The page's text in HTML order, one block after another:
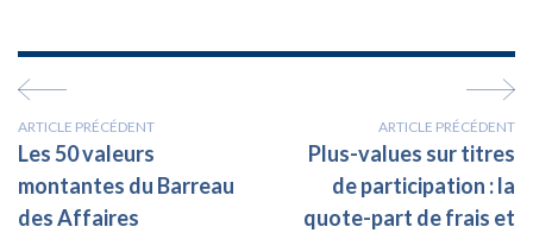
ARTICLE PRÉCÉDENT
Les 50 valeurs
montantes du Barreau
des Affaires
ARTICLE PRÉCÉDENT
Plus-values sur titres
de participation : la
quote-part de frais et